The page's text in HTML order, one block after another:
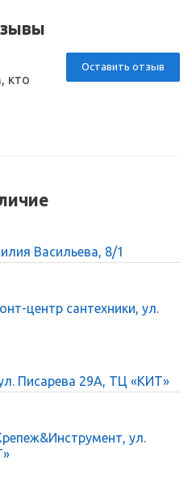
Оставить отзыв
кто
Васильева, 8/1
центр сантехники, ул.
Писарева 29А, ТЦ «КИТ»
ул.